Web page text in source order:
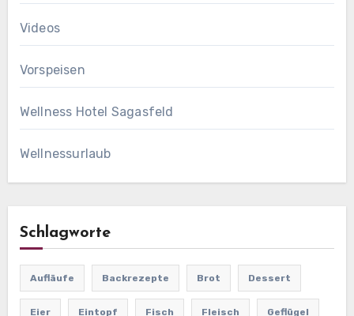
Videos
Vorspeisen
Wellness Hotel Sagasfeld
Wellnessurlaub
Schlagworte
Aufläufe Backrezepte Brot Dessert
Eier Eintopf Fisch Fleisch Geflügel